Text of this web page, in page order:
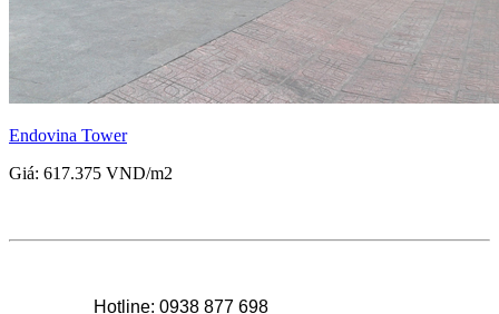
Endovina Tower
Giá: 617.375 VND/m2
Hotline: 0938 877 698